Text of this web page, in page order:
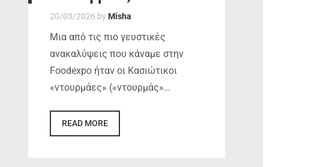
20/03/2026 by Misha
Μια από τις πιο γευστικές
ανακαλύψεις που κάναμε στην
Foodexpo ήταν οι Κασιώτικοι
«ντουρμάες» («ντουρμάς»…
READ MORE